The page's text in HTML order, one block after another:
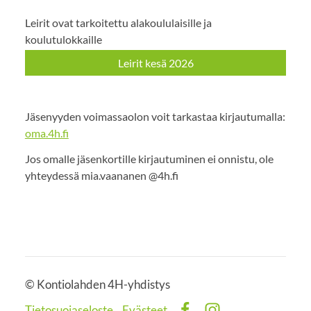
Leirit ovat tarkoitettu alakoululaisille ja
koulutulokkaille
Leirit kesä 2026
Jäsenyyden voimassaolon voit tarkastaa kirjautumalla:
oma.4h.fi
Jos omalle jäsenkortille kirjautuminen ei onnistu, ole
yhteydessä mia.vaananen @4h.fi
© Kontiolahden 4H-yhdistys